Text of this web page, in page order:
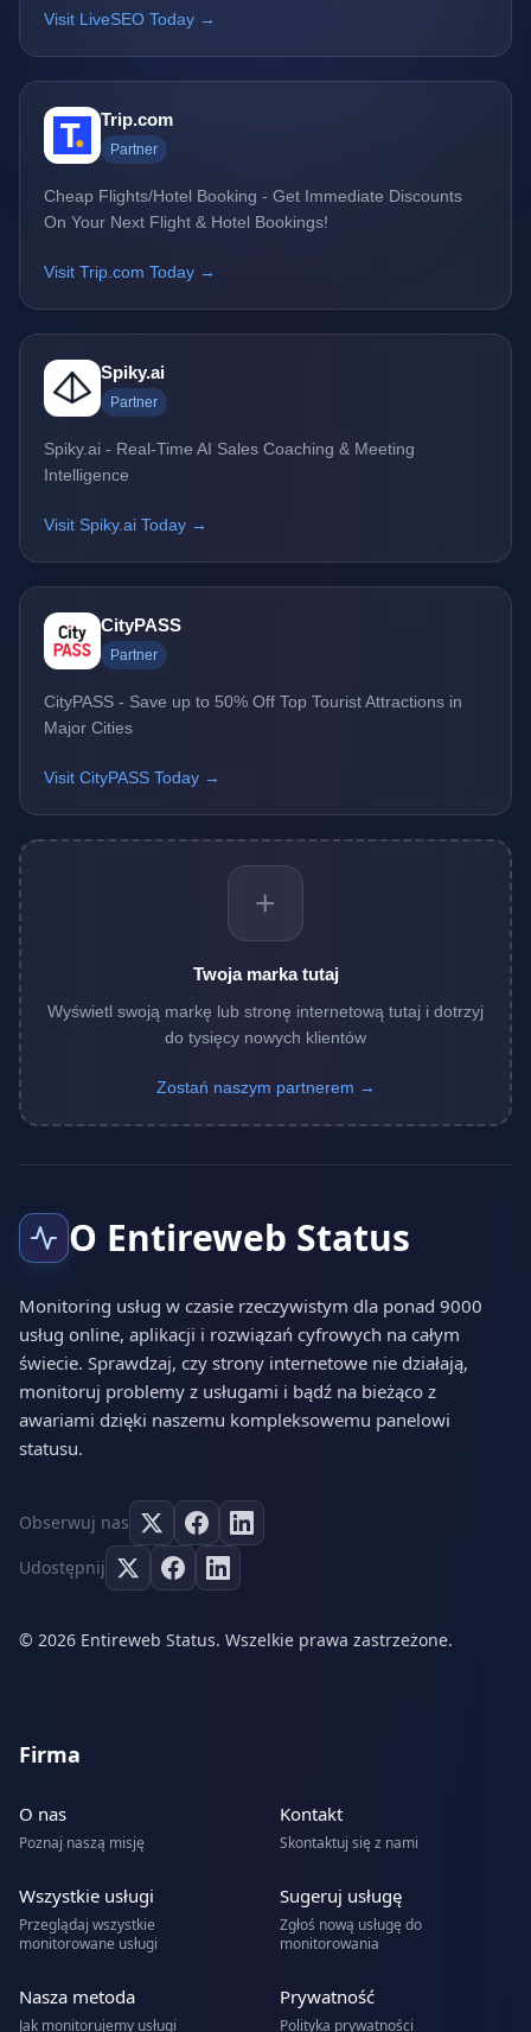
Visit LiveSEO Today →
Trip.com
Partner
Cheap Flights/Hotel Booking - Get Immediate Discounts
On Your Next Flight & Hotel Bookings!
Visit Trip.com Today →
Spiky.ai
Partner
Spiky.ai - Real-Time AI Sales Coaching & Meeting
Intelligence
Visit Spiky.ai Today →
CityPASS
Partner
CityPASS - Save up to 50% Off Top Tourist Attractions in
Major Cities
Visit CityPASS Today →
+
Twoja marka tutaj
Wyświetl swoją markę lub stronę internetową tutaj i dotrzyj
do tysięcy nowych klientów
Zostań naszym partnerem →
O Entireweb Status
Monitoring usług w czasie rzeczywistym dla ponad 9000
usług online, aplikacji i rozwiązań cyfrowych na całym
świecie. Sprawdzaj, czy strony internetowe nie działają,
monitoruj problemy z usługami i bądź na bieżąco z
awariami dzięki naszemu kompleksowemu panelowi
statusu.
Obserwuj nas
Udostępnij
© 2026 Entireweb Status. Wszelkie prawa zastrzeżone.
Firma
O nas
Poznaj naszą misję
Kontakt
Skontaktuj się z nami
Wszystkie usługi
Przeglądaj wszystkie
monitorowane usługi
Sugeruj usługę
Zgłoś nową usługę do
monitorowania
Nasza metoda
Jak monitorujemy usługi
Prywatność
Polityka prywatności